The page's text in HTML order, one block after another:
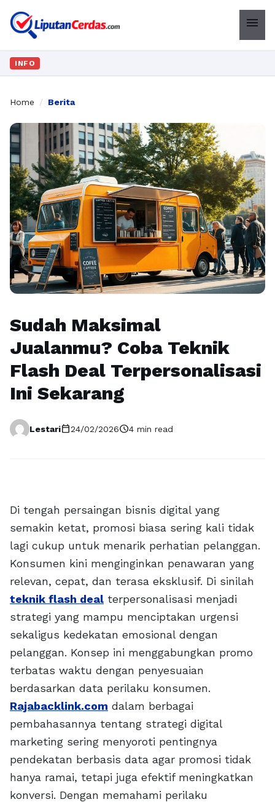
menu
INFO
Home / Berita
Sudah Maksimal
Jualanmu? Coba Teknik
Flash Deal Terpersonalisasi
Ini Sekarang
Lestaricalendar_today24/02/2026schedule4 min read
Di tengah persaingan bisnis digital yang
semakin ketat, promosi biasa sering kali tidak
lagi cukup untuk menarik perhatian pelanggan.
Konsumen kini menginginkan penawaran yang
relevan, cepat, dan terasa eksklusif. Di sinilah
teknik flash deal terpersonalisasi menjadi
strategi yang mampu menciptakan urgensi
sekaligus kedekatan emosional dengan
pelanggan. Konsep ini menggabungkan promo
terbatas waktu dengan penyesuaian
berdasarkan data perilaku konsumen.
Rajabacklink.com dalam berbagai
pembahasannya tentang strategi digital
marketing sering menyoroti pentingnya
pendekatan berbasis data agar promosi tidak
hanya ramai, tetapi juga efektif meningkatkan
konversi. Dengan memahami perilaku